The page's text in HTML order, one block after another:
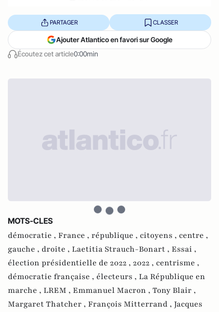
Écoutez cet article0:00min
PARTAGER CLASSER
Ajouter Atlantico en favori sur Google
MOTS-CLES
démocratie , France , république , citoyens , centre ,
gauche , droite , Laetitia Strauch-Bonart , Essai ,
élection présidentielle de 2022 , 2022 , centrisme ,
démocratie française , électeurs , La République en
marche , LREM , Emmanuel Macron , Tony Blair ,
Margaret Thatcher , François Mitterrand , Jacques